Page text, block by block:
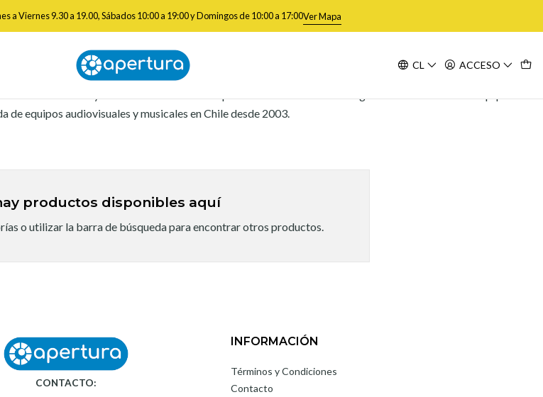
CL ACCESO
a Viernes 9.30 a 19.00, Sábados 10:00 a 19:00 y Domingos de 10:00 a 17:00Ver Mapa
Inicio Marcas Numark
Numark
de equipos audiovisuales y musicales en Chile desde 2003.
productos disponibles aquí
o utilizar la barra de búsqueda para encontrar otros productos.
CONTACTO:
INFORMACIÓN
Términos y Condiciones
Contacto